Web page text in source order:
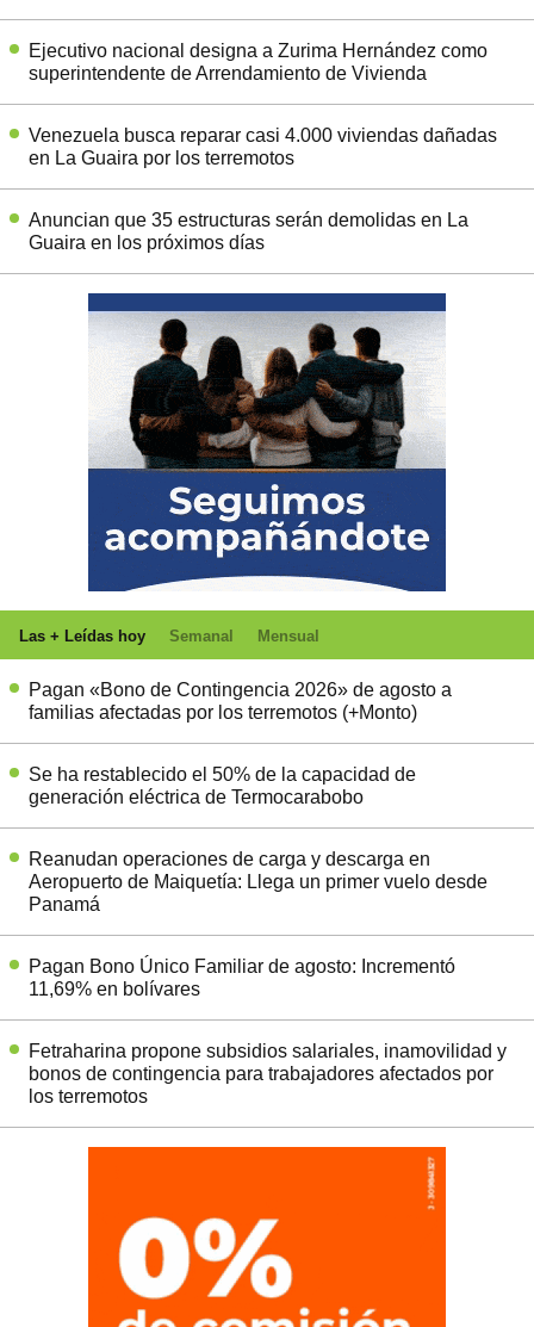
Ejecutivo nacional designa a Zurima Hernández como
superintendente de Arrendamiento de Vivienda
Venezuela busca reparar casi 4.000 viviendas dañadas
en La Guaira por los terremotos
Anuncian que 35 estructuras serán demolidas en La
Guaira en los próximos días
Las + Leídas hoy Semanal Mensual
Pagan «Bono de Contingencia 2026» de agosto a
familias afectadas por los terremotos (+Monto)
Se ha restablecido el 50% de la capacidad de
generación eléctrica de Termocarabobo
Reanudan operaciones de carga y descarga en
Aeropuerto de Maiquetía: Llega un primer vuelo desde
Panamá
Pagan Bono Único Familiar de agosto: Incrementó
11,69% en bolívares
Fetraharina propone subsidios salariales, inamovilidad y
bonos de contingencia para trabajadores afectados por
los terremotos